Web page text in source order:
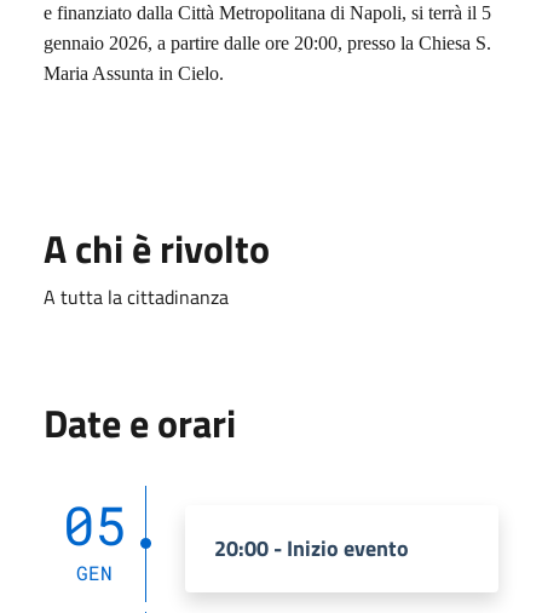
e finanziato dalla Città Metropolitana di Napoli, si terrà il 5
gennaio 2026, a partire dalle ore 20:00, presso la Chiesa S.
Maria Assunta in Cielo.
A chi è rivolto
A tutta la cittadinanza
Date e orari
05
GEN
20:00 - Inizio evento